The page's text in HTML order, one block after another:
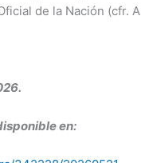
de la Nación
en: